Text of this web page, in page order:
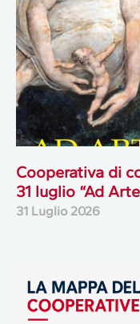
Cooperativa di
31 luglio “Ad
31 Luglio 2026